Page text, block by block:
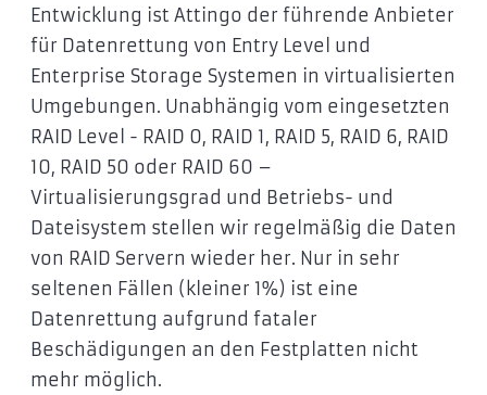
Entwicklung ist Attingo der führende Anbieter
für Datenrettung von Entry Level und
Enterprise Storage Systemen in virtualisierten
Umgebungen. Unabhängig vom eingesetzten
RAID Level - RAID 0, RAID 1, RAID 5, RAID 6, RAID
10, RAID 50 oder RAID 60 –
Virtualisierungsgrad und Betriebs- und
Dateisystem stellen wir regelmäßig die Daten
von RAID Servern wieder her. Nur in sehr
seltenen Fällen (kleiner 1%) ist eine
Datenrettung aufgrund fataler
Beschädigungen an den Festplatten nicht
mehr möglich.